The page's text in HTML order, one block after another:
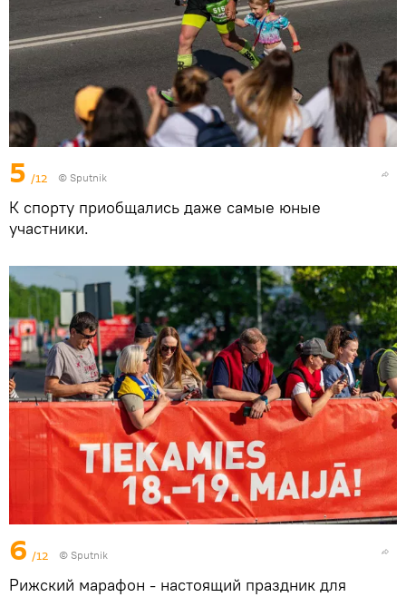
5 /12 © Sputnik
К спорту приобщались даже самые юные
участники.
6 /12 © Sputnik
Рижский марафон - настоящий праздник для